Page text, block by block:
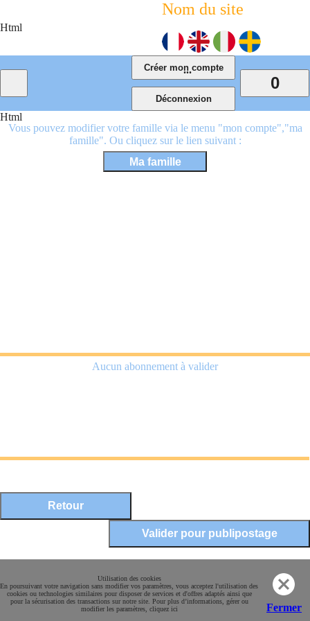
Html
Nom du site
Html
0
...
Vous pouvez modifier votre famille via le menu "mon compte","ma
famille". Ou cliquez sur le lien suivant :
Aucun abonnement à valider
Utilisation des cookies
En poursuivant votre navigation sans modifier vos paramètres, vous acceptez l'utilisation des
cookies ou technologies similaires pour disposer de services et d'offres adaptés ainsi que
pour la sécurisation des transactions sur notre site. Pour plus d’informations, gérer ou
modifier les paramètres, cliquez ici
Fermer
Paiement sécurisé
Conditions Générales de Vente